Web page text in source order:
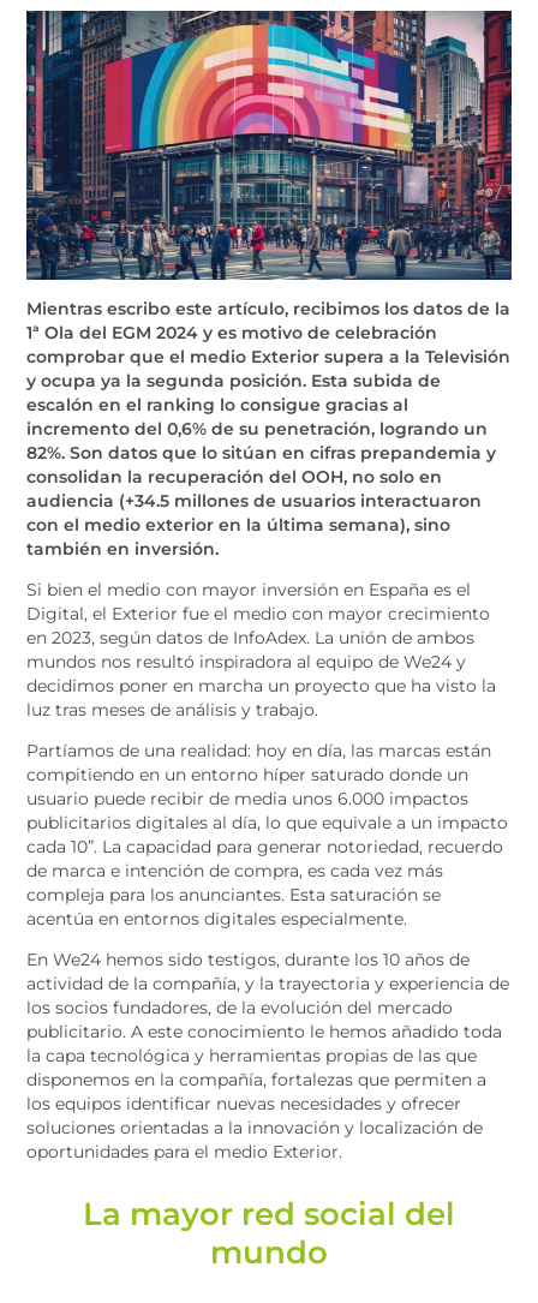
Mientras escribo este artículo, recibimos los datos de la
1ª Ola del EGM 2024 y es motivo de celebración
comprobar que el medio Exterior supera a la Televisión
y ocupa ya la segunda posición. Esta subida de
escalón en el ranking lo consigue gracias al
incremento del 0,6% de su penetración, logrando un
82%. Son datos que lo sitúan en cifras prepandemia y
consolidan la recuperación del OOH, no solo en
audiencia (+34.5 millones de usuarios interactuaron
con el medio exterior en la última semana), sino
también en inversión.
Si bien el medio con mayor inversión en España es el
Digital, el Exterior fue el medio con mayor crecimiento
en 2023, según datos de InfoAdex. La unión de ambos
mundos nos resultó inspiradora al equipo de We24 y
decidimos poner en marcha un proyecto que ha visto la
luz tras meses de análisis y trabajo.
Partíamos de una realidad: hoy en día, las marcas están
compitiendo en un entorno híper saturado donde un
usuario puede recibir de media unos 6.000 impactos
publicitarios digitales al día, lo que equivale a un impacto
cada 10”. La capacidad para generar notoriedad, recuerdo
de marca e intención de compra, es cada vez más
compleja para los anunciantes. Esta saturación se
acentúa en entornos digitales especialmente.
En We24 hemos sido testigos, durante los 10 años de
actividad de la compañía, y la trayectoria y experiencia de
los socios fundadores, de la evolución del mercado
publicitario. A este conocimiento le hemos añadido toda
la capa tecnológica y herramientas propias de las que
disponemos en la compañía, fortalezas que permiten a
los equipos identificar nuevas necesidades y ofrecer
soluciones orientadas a la innovación y localización de
oportunidades para el medio Exterior.
La mayor red social del
mundo